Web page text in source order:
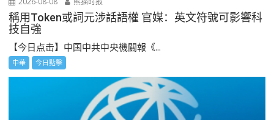
稱用Token或詞元涉話語權 官媒：英文符號可影響科
技自強
【今日点击】中国中共中央機關報《...
中華 今日點擊